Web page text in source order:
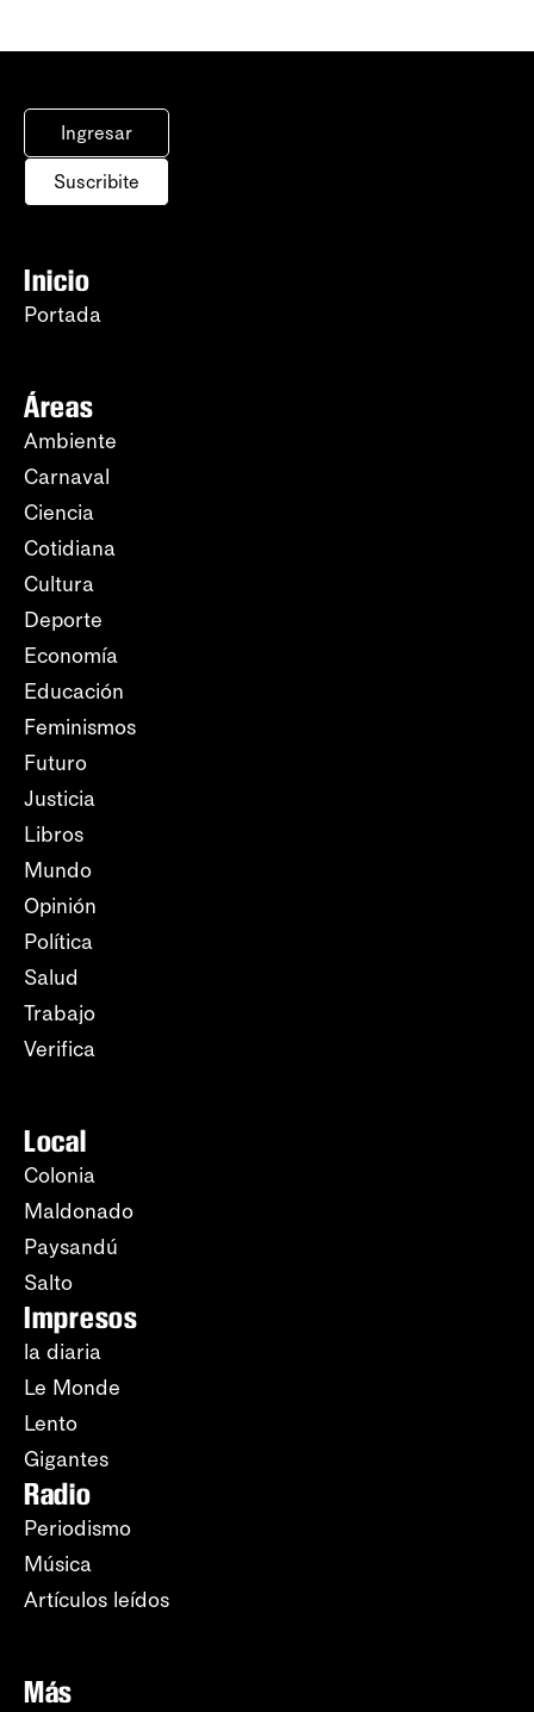
Ingresar
Suscribite
Inicio
Portada
Áreas
Ambiente
Carnaval
Ciencia
Cotidiana
Cultura
Deporte
Economía
Educación
Feminismos
Futuro
Justicia
Libros
Mundo
Opinión
Política
Salud
Trabajo
Verifica
Local
Colonia
Maldonado
Paysandú
Salto
Impresos
la diaria
Le Monde
Lento
Gigantes
Radio
Periodismo
Música
Artículos leídos
Más